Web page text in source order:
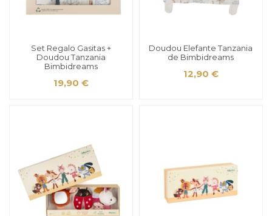
Set Regalo Gasitas +
Doudou Tanzania
Bimbidreams
19,90 €
Doudou Elefante Tanzania
de Bimbidreams
12,90 €